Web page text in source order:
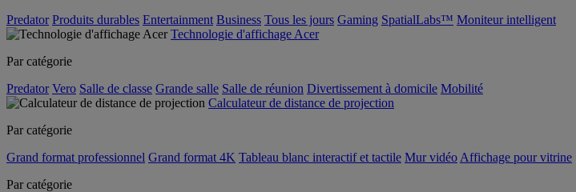
Predator Produits durables Entertainment Business Tous les jours Gaming SpatialLabs™ Moniteur intelligent
Technologie d'affichage Acer
Par catégorie
Predator Vero Salle de classe Grande salle Salle de réunion Divertissement à domicile Mobilité
Calculateur de distance de projection
Par catégorie
Grand format professionnel Grand format 4K Tableau blanc interactif et tactile Mur vidéo Affichage pour vitrine
Par catégorie